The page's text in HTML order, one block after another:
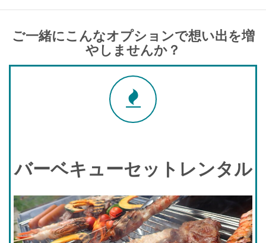
ご一緒にこんなオプションで想い出を増
やしませんか？
バーベキューセットレンタル